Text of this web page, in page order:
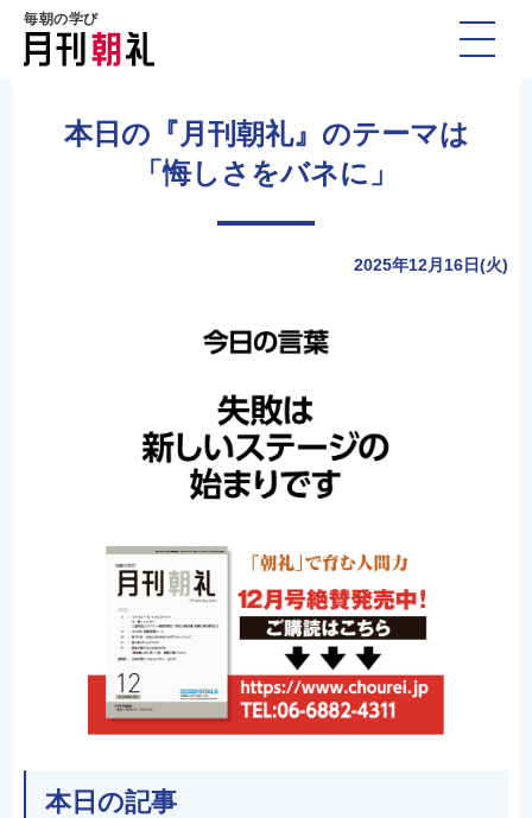
毎朝の学び
本日の『月刊朝礼』のテーマは
「悔しさをバネに」
2025年12月16日(火)
本日の記事